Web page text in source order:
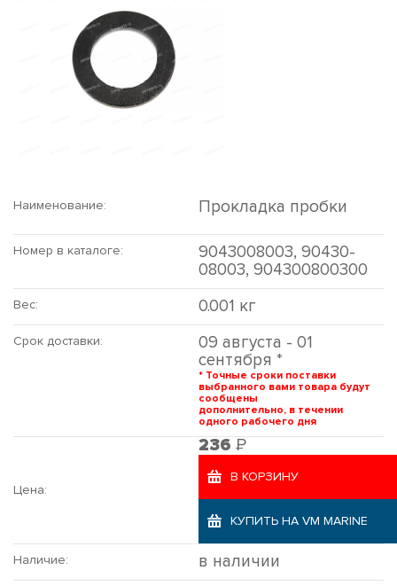
Наименование: Прокладка пробки
Номер в каталоге:
9043008003, 90430-
08003, 904300800300
Вес: 0.001 кг
Срок доставки:
09 августа - 01
сентября *
* Точные сроки поставки
выбранного вами товара будут
сообщены
дополнительно, в течении
одного рабочего дня
Цена:
236 Р
В КОРЗИНУ
КУПИТЬ НА VM MARINE
Наличие: в наличии